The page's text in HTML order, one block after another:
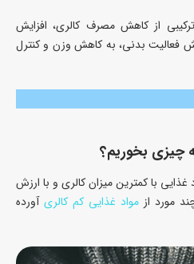
از کاهش مصرف کالری، افزایش
فعالیت بدنی، به کاهش وزن و کنترل
چیزی بخوریم؟
غذایی با کمترین میزان کالری و با ارزش
مورد از مواد غذایی کم کالری آورده